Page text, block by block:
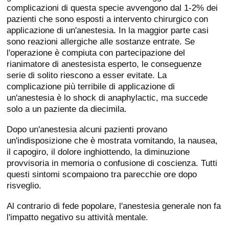
complicazioni di questa specie avvengono dal 1-2% dei
pazienti che sono esposti a intervento chirurgico con
applicazione di un'anestesia. In la maggior parte casi
sono reazioni allergiche alle sostanze entrate. Se
l'operazione è compiuta con partecipazione del
rianimatore di anestesista esperto, le conseguenze
serie di solito riescono a esser evitate. La
complicazione più terribile di applicazione di
un'anestesia è lo shock di anaphylactic, ma succede
solo a un paziente da diecimila.
Dopo un'anestesia alcuni pazienti provano
un'indisposizione che è mostrata vomitando, la nausea,
il capogiro, il dolore inghiottendo, la diminuzione
provvisoria in memoria o confusione di coscienza. Tutti
questi sintomi scompaiono tra parecchie ore dopo
risveglio.
Al contrario di fede popolare, l'anestesia generale non fa
l'impatto negativo su attività mentale.